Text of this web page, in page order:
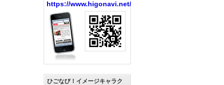
https://www.higonavi.net/
ひごなび！イメージキャラク